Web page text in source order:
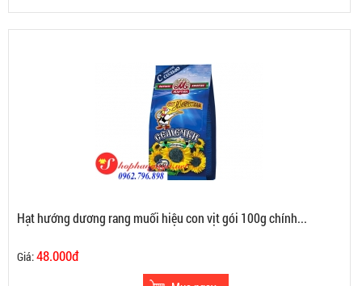
Hạt hướng dương rang muối hiệu con vịt gói 100g chính...
Giá:48.000đ